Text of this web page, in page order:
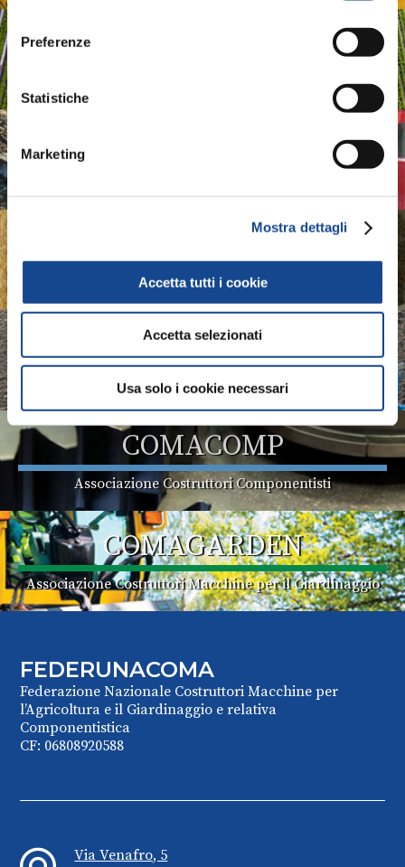
consenso
Preferenze
Statistiche
Marketing
Mostra dettagli
Accetta tutti i cookie
Accetta selezionati
Usa solo i cookie necessari
Associazione Produttori Sistemi per l'Irrigazione
Associazione Costruttori Macchine Semoventi
ASSOTRATTORI
Associazione Costruttori Trattori
COMACOMP
Associazione Costruttori Componentisti
COMAGARDEN
Associazione Costruttori Macchine per il Giardinaggio
FEDERUNACOMA
Federazione Nazionale Costruttori Macchine per
l’Agricoltura e il Giardinaggio e relativa
Componentistica
CF: 06808920588
Via Venafro, 5